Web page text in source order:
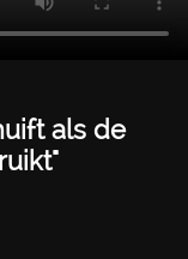
als de